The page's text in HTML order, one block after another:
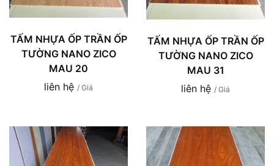
TẤM NHỰA ỐP TRẦN ỐP
TƯỜNG NANO ZICO
MAU 20
liên hệ / Giá
TẤM NHỰA ỐP TRẦN ỐP
TƯỜNG NANO ZICO
MAU 31
liên hệ / Giá